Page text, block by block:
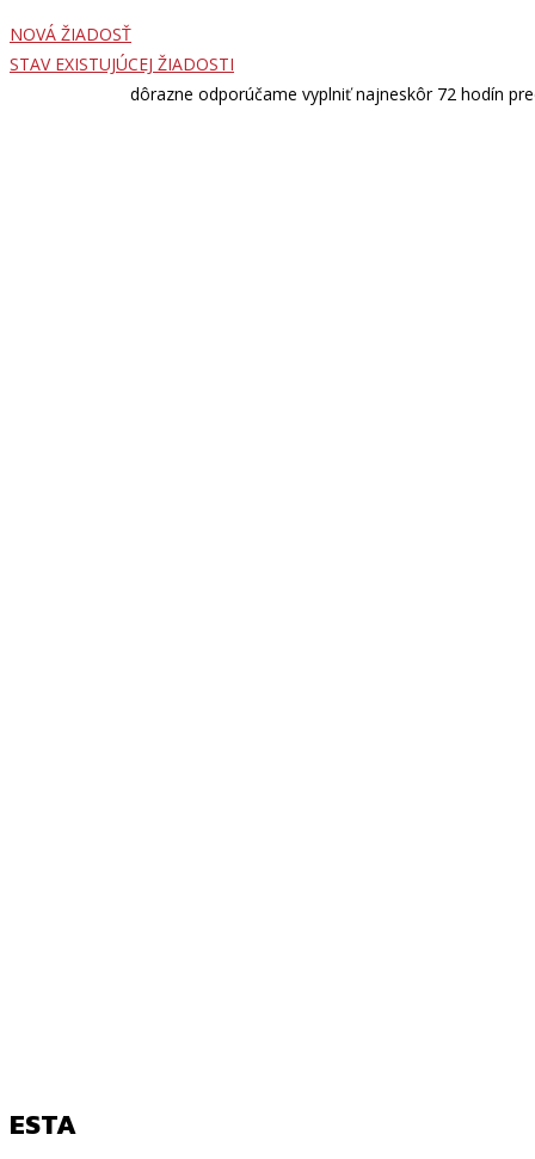
NOVÁ ŽIADOSŤ
STAV EXISTUJÚCEJ ŽIADOSTI
dôrazne odporúčame vyplniť najneskôr 72 hodín
ESTA